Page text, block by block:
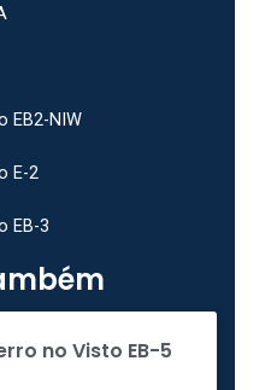
EB2-NIW
E-2
EB-3
no Visto EB-5